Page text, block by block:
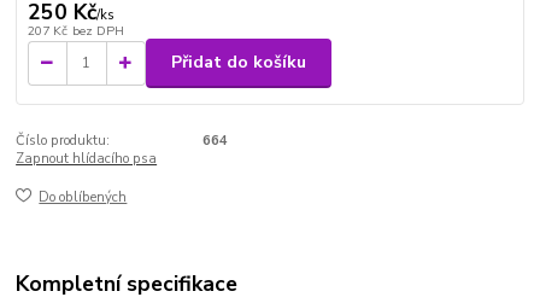
250 Kč/ks
207 Kč bez DPH
Přidat do košíku
Číslo produktu:
664
Zapnout hlídacího psa
Do oblíbených
Kompletní specifikace